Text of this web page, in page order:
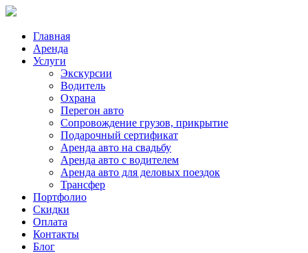
Главная
Аренда
Услуги
Экскурсии
Водитель
Охрана
Перегон авто
Сопровождение грузов, прикрытие
Подарочный сертификат
Аренда авто на свадьбу
Аренда авто с водителем
Аренда авто для деловых поездок
Трансфер
Портфолио
Скидки
Оплата
Контакты
Блог